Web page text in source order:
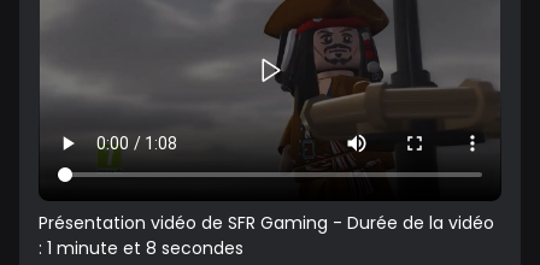
Présentation vidéo de SFR Gaming - Durée de la vidéo
: 1 minute et 8 secondes